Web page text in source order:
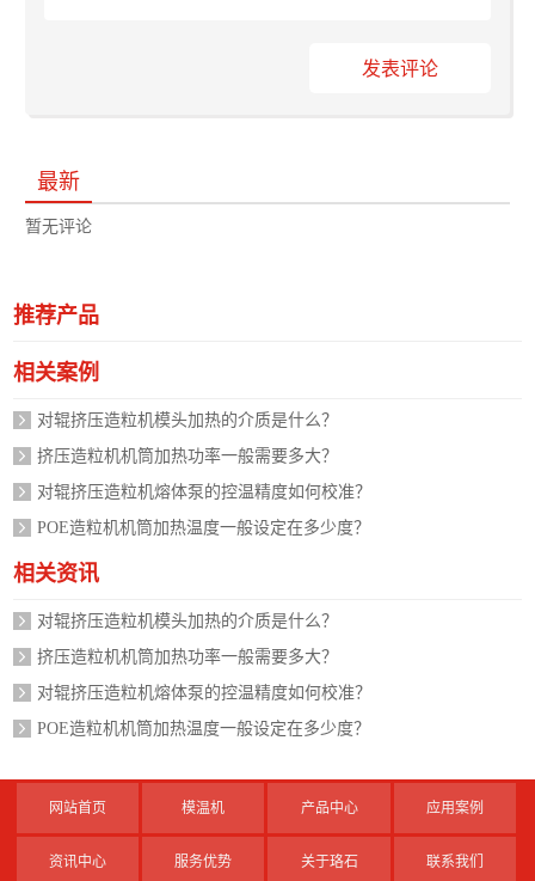
发表评论
最新
暂无评论
推荐产品
相关案例
对辊挤压造粒机模头加热的介质是什么？
挤压造粒机机筒加热功率一般需要多大？
对辊挤压造粒机熔体泵的控温精度如何校准？
POE造粒机机筒加热温度一般设定在多少度？
相关资讯
对辊挤压造粒机模头加热的介质是什么？
挤压造粒机机筒加热功率一般需要多大？
对辊挤压造粒机熔体泵的控温精度如何校准？
POE造粒机机筒加热温度一般设定在多少度？
网站首页 模温机 产品中心 应用案例
资讯中心 服务优势 关于珞石 联系我们